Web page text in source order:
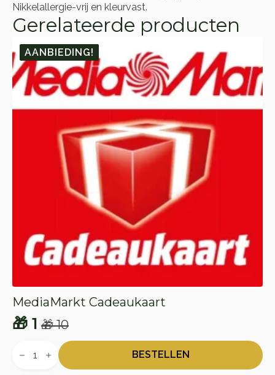
Nikkelallergie-vrij en kleurvast.
Gerelateerde producten
AANBIEDING!
MediaMarkt Cadeaukaart
🎁10
Oorspronkelijke
prijs
🎁 1
Huidige
prijs
MediaMarkt
Cadeaukaart
BESTELLEN